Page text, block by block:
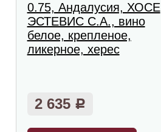
0.75, Андалусия, ХОСЕ
ЭСТЕВИС С.А., вино
белое, крепленое,
ликерное, херес
2 635 Р